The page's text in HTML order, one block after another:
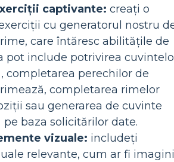
captivante: creați o
cu generatorul nostru
care întăresc abilitățile de
pot include potrivirea
completarea perechilor de
completarea rimelor
sau generarea de cuvinte
baza solicitărilor date.
vizuale: includeți
relevante, cum ar fi imagini